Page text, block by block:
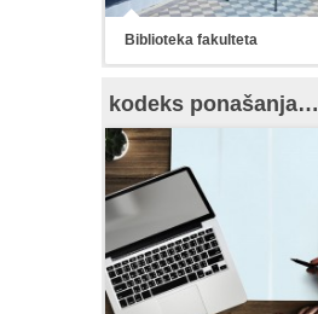
Biblioteka fakulteta
kodeks ponašanja…